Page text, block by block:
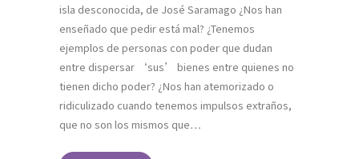
isla desconocida, de José Saramago ¿Nos han
enseñado que pedir está mal? ¿Tenemos
ejemplos de personas con poder que dudan
entre dispersar ‘sus’ bienes entre quienes no
tienen dicho poder? ¿Nos han atemorizado o
ridiculizado cuando tenemos impulsos extraños,
que no son los mismos que…